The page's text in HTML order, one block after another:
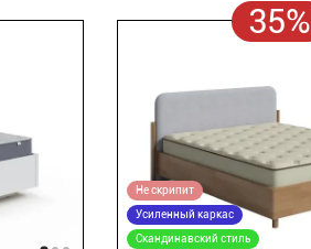
35%
Не скрипит
Усиленный каркас
Скандинавский стиль